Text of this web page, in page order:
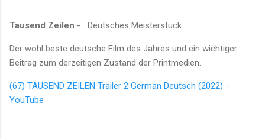
Tausend Zeilen - Deutsches Meisterstück
Der wohl beste deutsche Film des Jahres und ein wichtiger
Beitrag zum derzeitigen Zustand der Printmedien.
(67) TAUSEND ZEILEN Trailer 2 German Deutsch (2022) -
YouTube